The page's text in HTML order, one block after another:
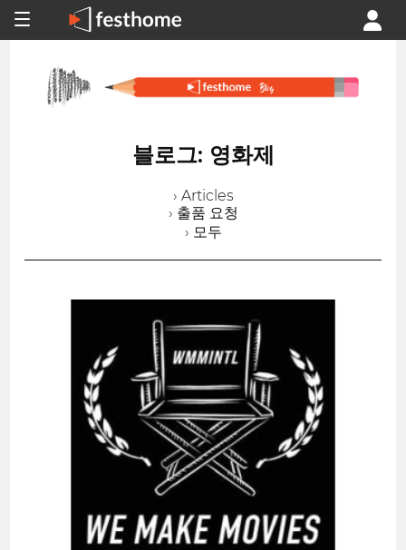
블로그: 영화제
› Articles
› 출품 요청
› 모두